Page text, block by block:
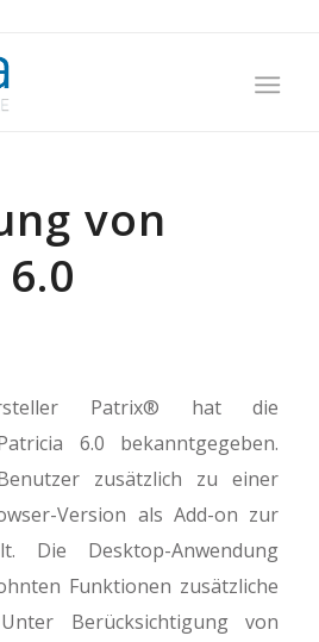
von
Patrix® hat die
6.0 bekanntgegeben.
zusätzlich zu einer
Version als Add-on zur
Die Desktop-Anwendung
Funktionen zusätzliche
Berücksichtigung von